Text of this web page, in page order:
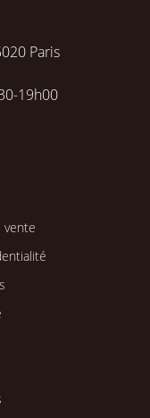
Paris
19h00
vente